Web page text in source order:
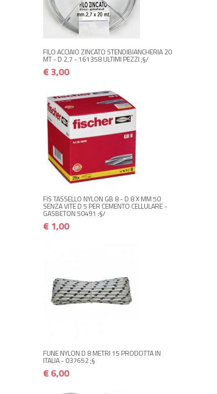
FILO ACCIAIO ZINCATO STENDIBIANCHERIA 20
MT - D 2,7 - 161358 ULTIMI PEZZI ;§/
€ 3,00
NON DISPONIBILE A MAGAZZINO
Avvisami quando disponibile
FIS TASSELLO NYLON GB 8 - D 8 X MM 50
SENZA VITE D 5 PER CEMENTO CELLULARE -
GASBETON 50491 :§/
€ 1,00
+ ACQUISTA
FUNE NYLON D 8 METRI 15 PRODOTTA IN
ITALIA - 037652 ;§
€ 6,00